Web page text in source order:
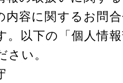
内容に関するお問
。以下の「個人情
さい。